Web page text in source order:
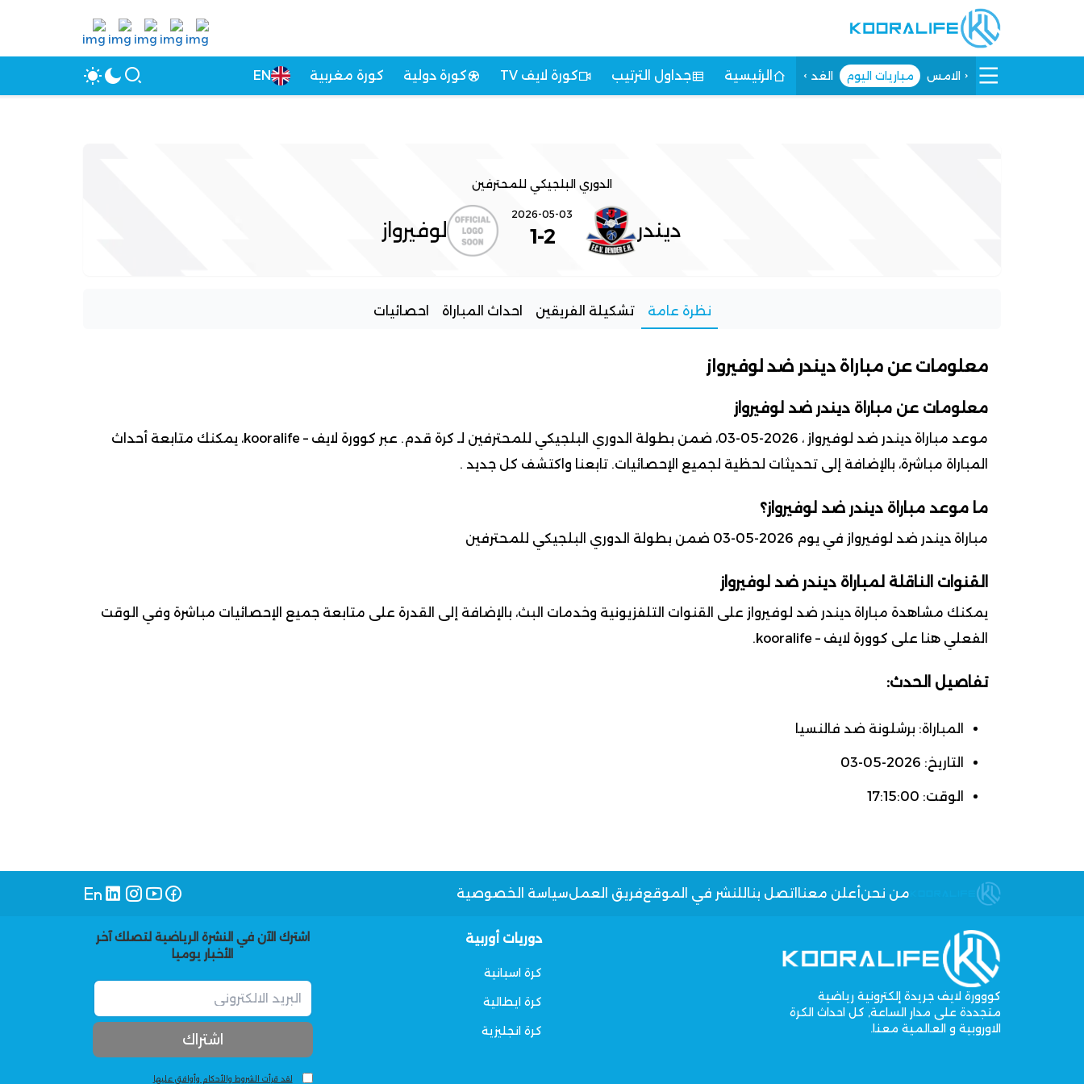
الامس مباريات اليوم الغد الرئيسية جداول الترتيب كورة لايف TV كورة دولية كورة مغربية EN
الدوري البلجيكي للمحترفين
ديندر
2026-05-03
2
-
1 لوفيرواز
نظرة عامة تشكيلة الفريقين احداث المباراة احصائيات
معلومات عن مباراة ديندر ضد لوفيرواز
معلومات عن مباراة ديندر ضد لوفيرواز
موعد مباراة ديندر ضد لوفيرواز ، 2026-05-03، ضمن بطولة الدوري البلجيكي للمحترفين لـ كرة قدم. عبر كوورة لايف – kooralife، يمكنك متابعة أحداث
المباراة مباشرة، بالإضافة إلى تحديثات لحظية لجميع الإحصائيات. تابعنا واكتشف كل جديد .
ما موعد مباراة ديندر ضد لوفيرواز؟
مباراة ديندر ضد لوفيرواز في يوم 2026-05-03 ضمن بطولة الدوري البلجيكي للمحترفين
القنوات الناقلة لمباراة ديندر ضد لوفيرواز
يمكنك مشاهدة مباراة ديندر ضد لوفيرواز على القنوات التلفزيونية وخدمات البث، بالإضافة إلى القدرة على متابعة جميع الإحصائيات مباشرة وفي الوقت
الفعلي هنا على كوورة لايف – kooralife.
تفاصيل الحدث:
المباراة: برشلونة ضد فالنسيا
التاريخ: 2026-05-03
الوقت: 17:15:00
من نحنأعلن معنا اتصل بنا للنشر في الموقعفريق العملسياسة الخصوصية
كووورة لايف جريدة إلكترونية رياضية
متجددة على مدار الساعة, كل احداث الكرة
الاوروبية و العالمية معنا.
دوريات أوربية
كرة اسبانية
كرة ايطالية
كرة انجليزية
اشترك الآن في النشرة الرياضية لتصلك آخر
الأخبار يوميا
لقد قرأت الشروط والأحكام وأوافق عليها